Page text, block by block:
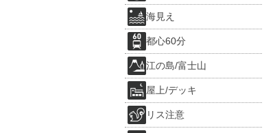
海見え
都心60分
江の島/富士山
屋上/デッキ
リス注意